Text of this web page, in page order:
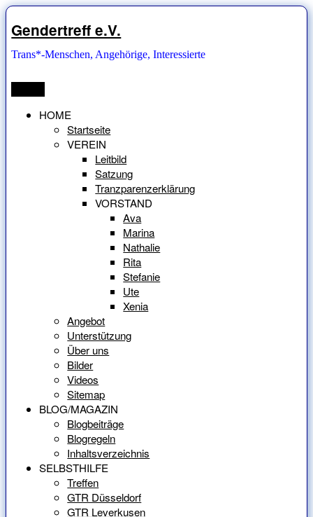
Zum
Inhalt
springen
Gendertreff e.V.
Trans*-Menschen, Angehörige, Interessierte
HOME
Startseite
VEREIN
Leitbild
Satzung
Tranzparenzerklärung
VORSTAND
Ava
Marina
Nathalie
Rita
Stefanie
Ute
Xenia
Angebot
Unterstützung
Über uns
Bilder
Videos
Sitemap
BLOG/MAGAZIN
Blogbeiträge
Blogregeln
Inhaltsverzeichnis
SELBSTHILFE
Treffen
GTR Düsseldorf
GTR Leverkusen